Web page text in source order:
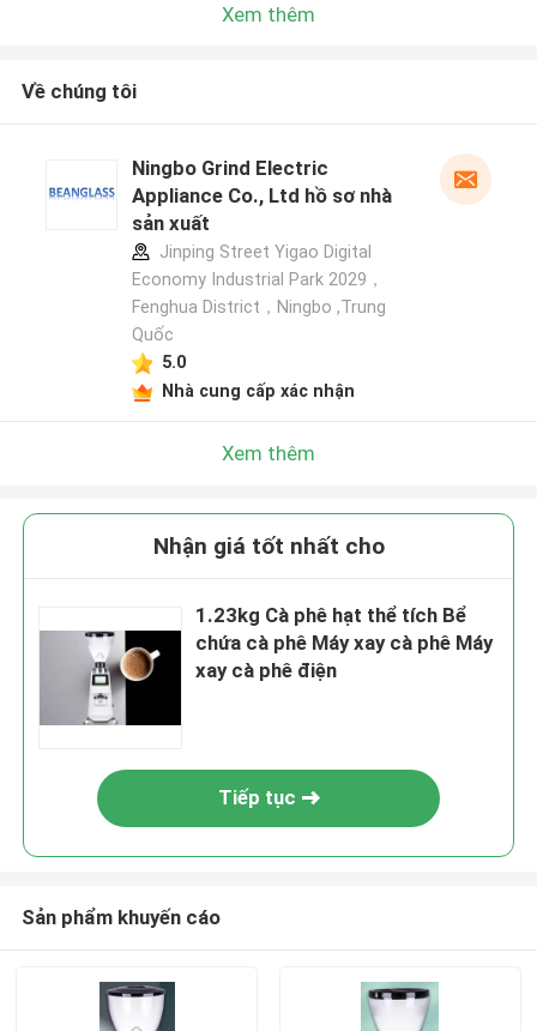
Xem thêm
Về chúng tôi
Ningbo Grind Electric
Appliance Co., Ltd hồ sơ nhà
sản xuất
Jinping Street Yigao Digital
Economy Industrial Park 2029，
Fenghua District，Ningbo ,Trung
Quốc
5.0
Nhà cung cấp xác nhận
Xem thêm
Nhận giá tốt nhất cho
1.23kg Cà phê hạt thể tích Bể
chứa cà phê Máy xay cà phê Máy
xay cà phê điện
Tiếp tục
Sản phẩm khuyến cáo